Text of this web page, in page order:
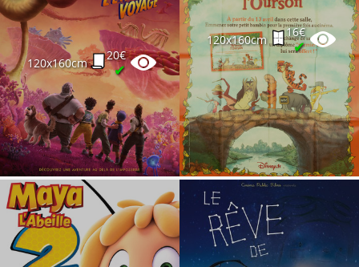
120x160cm
20€
✔
120x160cm
16€
✔